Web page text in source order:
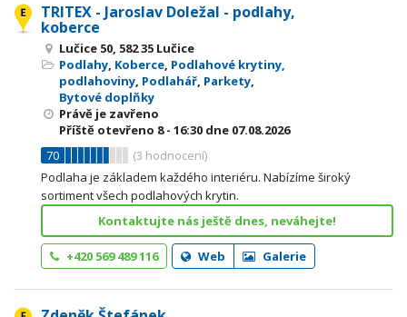
TRITEX - Jaroslav Doležal - podlahy,
koberce
Lučice 50, 582 35 Lučice
Podlahy, Koberce, Podlahové krytiny,
podlahoviny, Podlahář, Parkety,
Bytové doplňky
Právě je zavřeno
Příště otevřeno 8 - 16:30 dne 07.08.2026
70
(3 hodnocení)
Podlaha je základem každého interiéru. Nabízíme široký
sortiment všech podlahových krytin.
Kontaktujte nás ještě dnes, neváhejte!
+420 569 489 116 Web Galerie